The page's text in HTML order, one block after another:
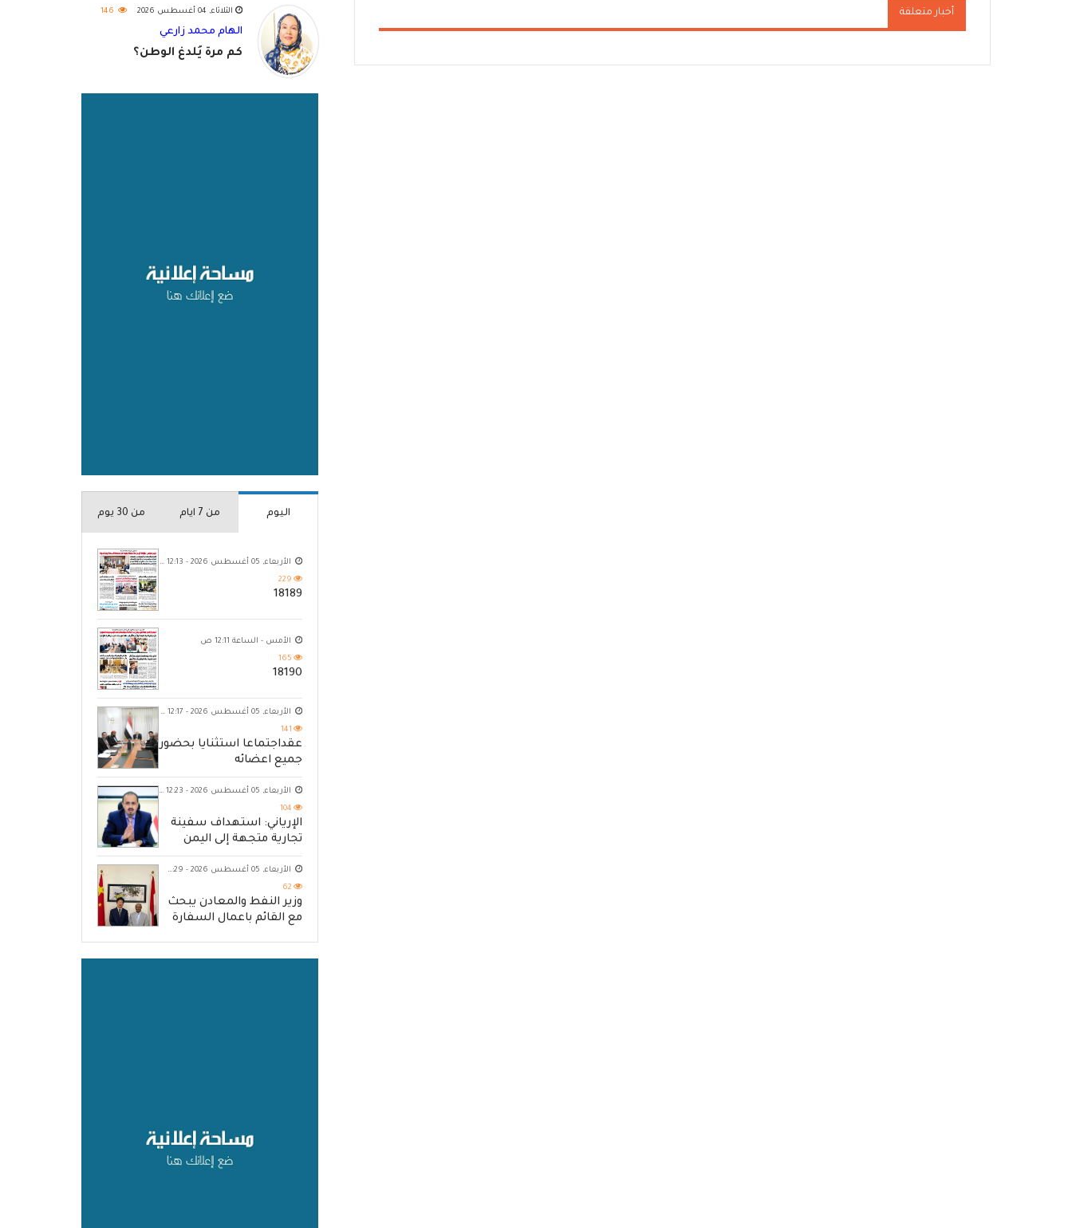
أخبار متعلقة الثلاثاء, 04 أغسطس 2026 146
الهام محمد زارعي
كم مرة يُلدغ الوطن؟
اليوم من 7 ايام من 30 يوم
الأربعاء, 05 أغسطس 2026 - 12:13 ص
229
18189
الأمس - الساعة 12:11 ص
165
18190
الأربعاء, 05 أغسطس 2026 - 12:17 ص
141
عقداجتماعا استثنايا بحضور
جميع اعضائه
الأربعاء, 05 أغسطس 2026 - 12:23 ص
104
الإرياني: استهداف سفينة
تجارية متجهة إلى اليمن
يكشف حصار الحوثي للشعب
الأربعاء, 05 أغسطس 2026 - 11:29 م
62
وزير النفط والمعادن يبحث
مع القائم باعمال السفارة